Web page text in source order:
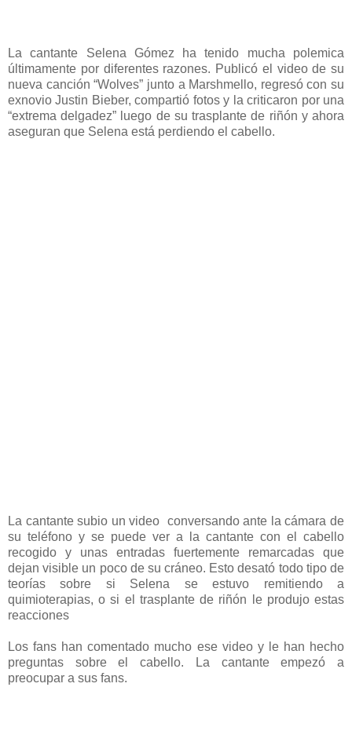
La cantante Selena Gómez ha tenido mucha polemica
últimamente por diferentes razones. Publicó el video de su
nueva canción “Wolves” junto a Marshmello, regresó con su
exnovio Justin Bieber, compartió fotos y la criticaron por una
“extrema delgadez” luego de su trasplante de riñón y ahora
aseguran que Selena está perdiendo el cabello.
La cantante subio un video conversando ante la cámara de
su teléfono y se puede ver a la cantante con el cabello
recogido y unas entradas fuertemente remarcadas que
dejan visible un poco de su cráneo. Esto desató todo tipo de
teorías sobre si Selena se estuvo remitiendo a
quimioterapias, o si el trasplante de riñón le produjo estas
reacciones
Los fans han comentado mucho ese video y le han hecho
preguntas sobre el cabello. La cantante empezó a
preocupar a sus fans.